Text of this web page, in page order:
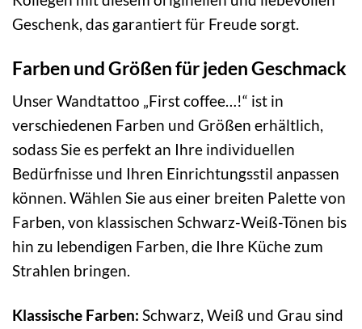
Geschenk, das garantiert für Freude sorgt.
Farben und Größen für jeden Geschmack
Unser Wandtattoo „First coffee…!“ ist in
verschiedenen Farben und Größen erhältlich,
sodass Sie es perfekt an Ihre individuellen
Bedürfnisse und Ihren Einrichtungsstil anpassen
können. Wählen Sie aus einer breiten Palette von
Farben, von klassischen Schwarz-Weiß-Tönen bis
hin zu lebendigen Farben, die Ihre Küche zum
Strahlen bringen.
Klassische Farben: Schwarz, Weiß und Grau sind